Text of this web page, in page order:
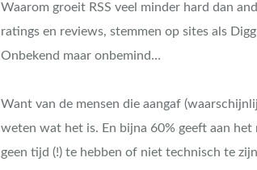
Waarom groeit RSS veel minder hard dan
ratings en reviews, stemmen op sites als
Onbekend maar onbemind…
Want van de mensen die aangaf
weten wat het is. En bijna 60% geeft aan
geen tijd (!) te hebben of niet technisch te